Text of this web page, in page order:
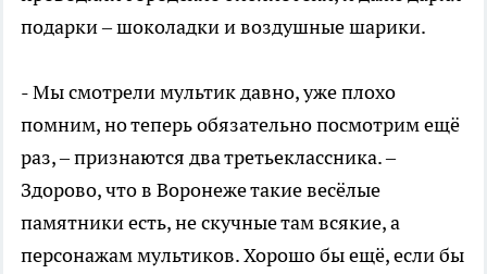
подарки – шоколадки и воздушные шарики.
- Мы смотрели мультик давно, уже плохо
помним, но теперь обязательно посмотрим ещё
раз, – признаются два третьеклассника. –
Здорово, что в Воронеже такие весёлые
памятники есть, не скучные там всякие, а
персонажам мультиков. Хорошо бы ещё, если бы